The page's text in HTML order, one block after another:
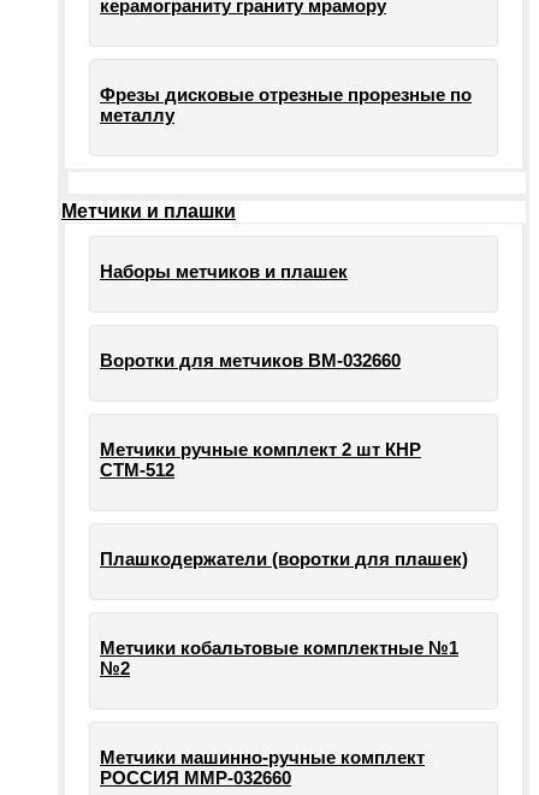
керамограниту граниту мрамору
Фрезы дисковые отрезные прорезные по
металлу
Метчики и плашки
Наборы метчиков и плашек
Воротки для метчиков ВМ-032660
Метчики ручные комплект 2 шт КНР
СТМ-512
Плашкодержатели (воротки для плашек)
Метчики кобальтовые комплектные №1
№2
Метчики машинно-ручные комплект
РОССИЯ ММР-032660